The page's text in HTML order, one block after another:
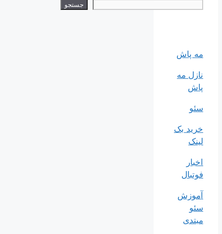
جستجو
مه پاش
نازل مه
پاش
سئو
خرید بک
لینک
اخبار
فوتبال
آموزش
سئو
مبتدی